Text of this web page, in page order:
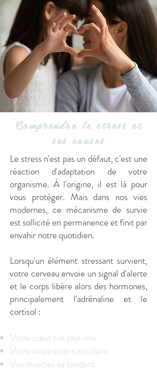
Comprendre le stress et
ses causes
Le stress n'est pas un défaut, c'est une
réaction d'adaptation de votre
organisme. À l'origine, il est là pour
vous protéger. Mais dans nos vies
modernes, ce mécanisme de survie
est sollicité en permanence et finit par
envahir notre quotidien.
Lorsqu'un élément stressant survient,
votre cerveau envoie un signal d'alerte
et le corps libère alors des hormones,
principalement l'adrénaline et le
cortisol :
Votre cœur bat plus vite.
Votre respiration s'accélère.
Vos muscles se tendent.